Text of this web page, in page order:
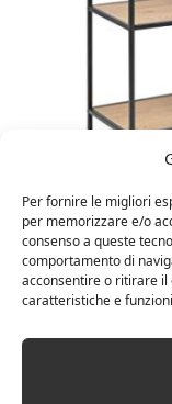
Per fornire le migliori
per memorizzare e/o
consenso a queste
comportamento di
acconsentire o ritirare il
caratteristiche e
Amazon Basics
(Lu x La x A),
marchio Movian)